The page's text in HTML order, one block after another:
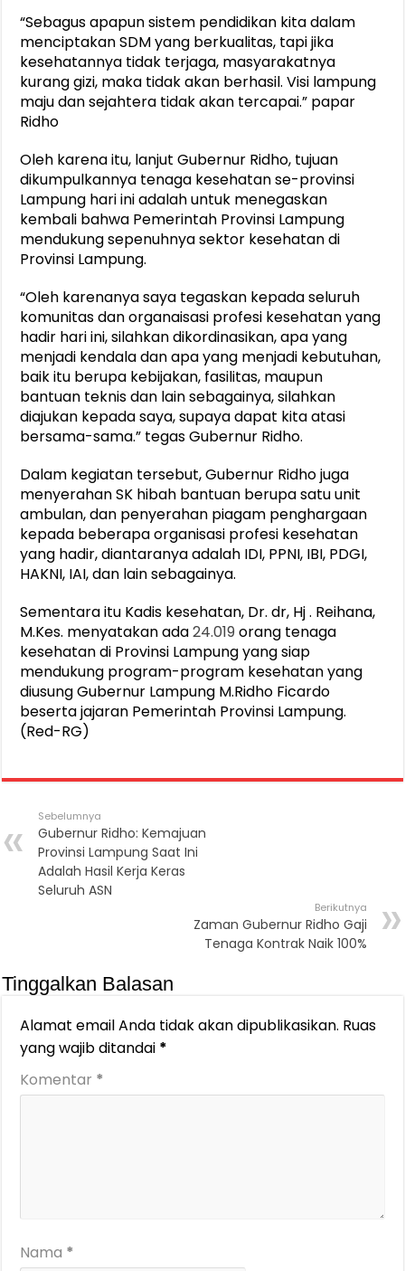
“Sebagus apapun sistem pendidikan kita dalam
menciptakan SDM yang berkualitas, tapi jika
kesehatannya tidak terjaga, masyarakatnya
kurang gizi, maka tidak akan berhasil. Visi lampung
maju dan sejahtera tidak akan tercapai.” papar
Ridho
Oleh karena itu, lanjut Gubernur Ridho, tujuan
dikumpulkannya tenaga kesehatan se-provinsi
Lampung hari ini adalah untuk menegaskan
kembali bahwa Pemerintah Provinsi Lampung
mendukung sepenuhnya sektor kesehatan di
Provinsi Lampung.
“Oleh karenanya saya tegaskan kepada seluruh
komunitas dan organaisasi profesi kesehatan yang
hadir hari ini, silahkan dikordinasikan, apa yang
menjadi kendala dan apa yang menjadi kebutuhan,
baik itu berupa kebijakan, fasilitas, maupun
bantuan teknis dan lain sebagainya, silahkan
diajukan kepada saya, supaya dapat kita atasi
bersama-sama.” tegas Gubernur Ridho.
Dalam kegiatan tersebut, Gubernur Ridho juga
menyerahan SK hibah bantuan berupa satu unit
ambulan, dan penyerahan piagam penghargaan
kepada beberapa organisasi profesi kesehatan
yang hadir, diantaranya adalah IDI, PPNI, IBI, PDGI,
HAKNI, IAI, dan lain sebagainya.
Sementara itu Kadis kesehatan, Dr. dr, Hj . Reihana,
M.Kes. menyatakan ada24.019 orang tenaga
kesehatan di Provinsi Lampung yang siap
mendukung program-program kesehatan yang
diusung Gubernur Lampung M.Ridho Ficardo
beserta jajaran Pemerintah Provinsi Lampung.
(Red-RG)
Sebelumnya
Gubernur Ridho: Kemajuan
Provinsi Lampung Saat Ini
Adalah Hasil Kerja Keras
Seluruh ASN
Berikutnya
Zaman Gubernur Ridho Gaji
Tenaga Kontrak Naik 100%
Tinggalkan Balasan
Alamat email Anda tidak akan dipublikasikan. Ruas
yang wajib ditandai *
Komentar *
Nama *